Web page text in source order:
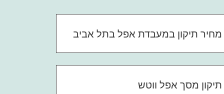
מחיר תיקון במעבדת אפל בתל אביב
תיקון מסך אפל ווטש